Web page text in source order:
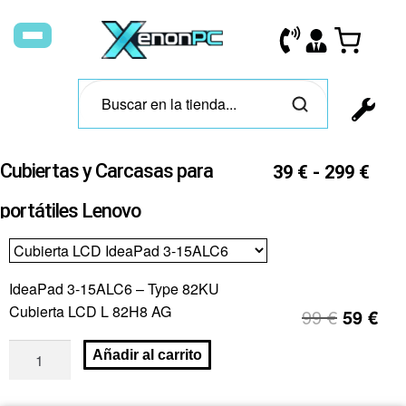
Cubiertas y Carcasas para
portátiles Lenovo
39 € - 299 €
IdeaPad 3-15ALC6 – Type 82KU
Cubierta LCD L 82H8 AG
99€ 59 €
Añadir al carrito